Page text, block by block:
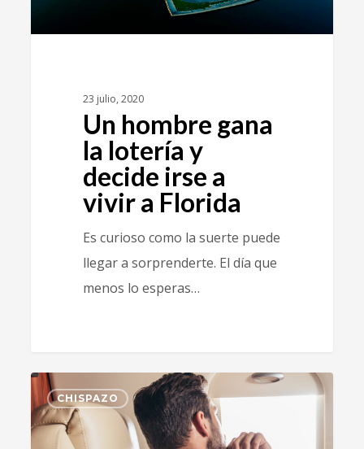
23 julio, 2020
Un hombre gana
la lotería y
decide irse a
vivir a Florida
Es curioso como la suerte puede
llegar a sorprenderte. El día que
menos lo esperas…
CHISPAZO 1